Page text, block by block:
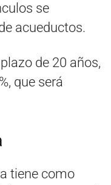
se
acueductos.
de 20 años,
que será
tiene como